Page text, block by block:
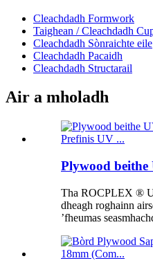
Cleachdadh Formwork
Taighean / Cleachdadh
Cleachdadh Sònraichte eile
Cleachdadh Pacaidh
Cleachdadh Structarail
Air a mholadh
Plywood beithe
Tha ROCPLEX ®
dheagh roghainn
’fheumas